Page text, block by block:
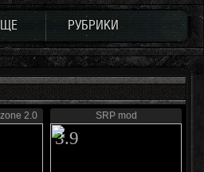
РУБРИКИ
2.0 SRP mod
3.9